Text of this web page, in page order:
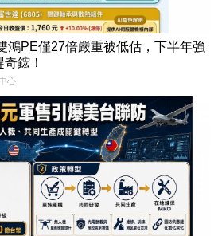
鴻PE僅27倍嚴重被低估，下半年強
鋐！
心